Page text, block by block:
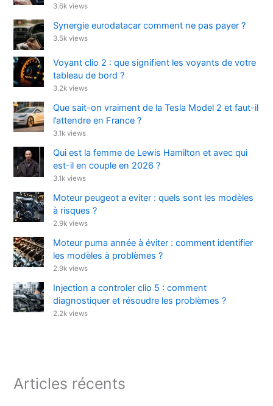
3.6k views
Synergie eurodatacar comment ne pas payer ?
3.5k views
Voyant clio 2 : que signifient les voyants de votre
tableau de bord ?
3.2k views
Que sait-on vraiment de la Tesla Model 2 et faut-il
l’attendre en France ?
3.1k views
Qui est la femme de Lewis Hamilton et avec qui
est-il en couple en 2026 ?
3.1k views
Moteur peugeot a eviter : quels sont les modèles
à risques ?
2.9k views
Moteur puma année à éviter : comment identifier
les modèles à problèmes ?
2.9k views
Injection a controler clio 5 : comment
diagnostiquer et résoudre les problèmes ?
2.2k views
Articles récents